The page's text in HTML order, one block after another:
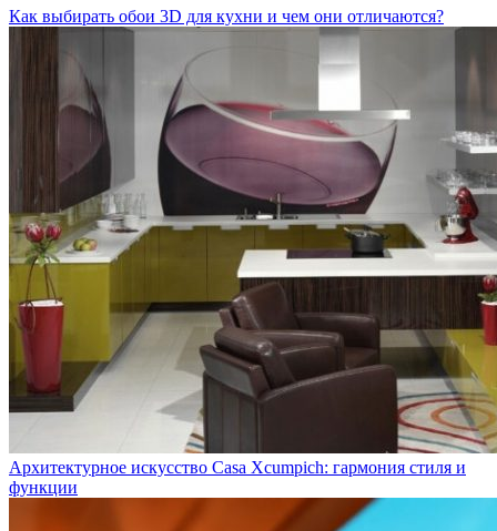
Как выбирать обои 3D для кухни и чем они отличаются?
Архитектурное искусство Casa Xcumpich: гармония стиля и
функции